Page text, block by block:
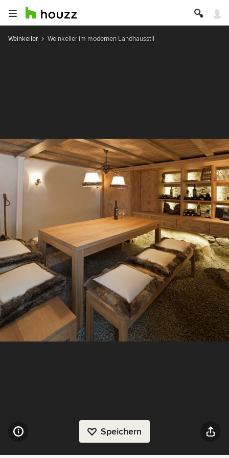
Weinkeller Weinkeller im modernen Landhausstil
Speichern